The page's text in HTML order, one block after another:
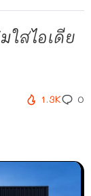
ใสไอเดีย
1.3K 0